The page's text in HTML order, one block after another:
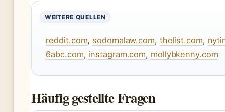
WEITERE QUELLEN
reddit.com, sodomalaw.com, thelist.com,
6abc.com, instagram.com, mollybkenny.com
Häufig gestellte Fragen